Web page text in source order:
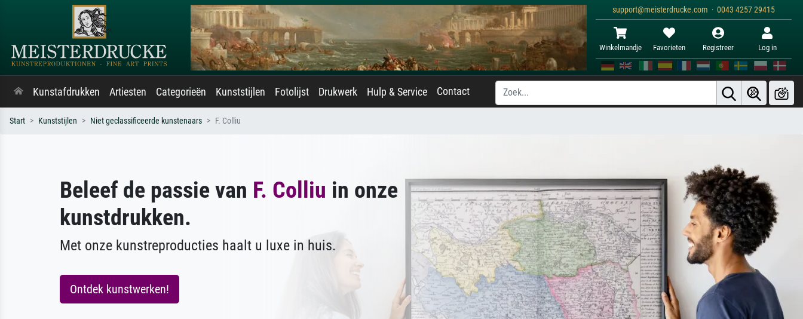
support@meisterdrucke.com · 0043 4257 29415
Winkelmandje Favorieten Registreer Log in
Kunstafdrukken Artiesten Categorieën Kunststijlen Fotolijst Drukwerk Hulp & Service Contact
Start Kunststijlen Niet geclassificeerde kunstenaars F. Colliu
Beleef de passie van F. Colliu in onze
kunstdrukken.
Met onze kunstreproducties haalt u luxe in huis.
Ontdek kunstwerken!